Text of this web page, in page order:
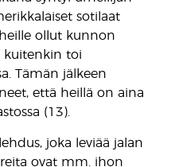
sotilaat
ollut kunnon
kuitenkin toi
Tämän jälkeen
että heillä on aina
(13).
joka leviää jalan
ovat mm. ihon